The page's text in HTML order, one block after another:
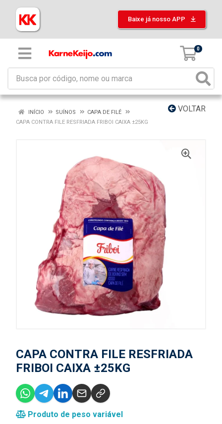
Baixe já nosso APP
0
VOLTAR
INÍCIO SUÍNOS
CAPA DE FILÉ
CAPA CONTRA FILE RESFRIADA FRIBOI CAIXA ±25KG
CAPA CONTRA FILE RESFRIADA
FRIBOI CAIXA ±25KG
Produto de peso variável